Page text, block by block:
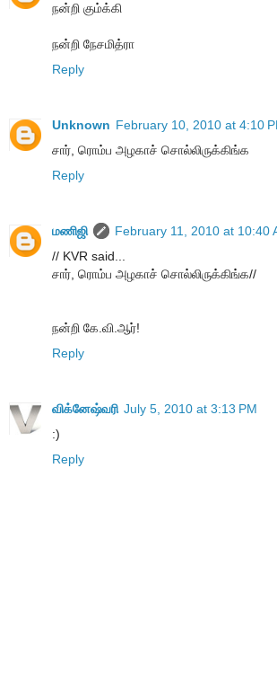
நன்றி கும்க்கி
நன்றி நேசமித்ரா
Reply
Unknown February 10, 2010 at 4:10
சார், ரொம்ப அழகாச் சொல்லிருக்கிங்க
Reply
மணிஜி
February 11, 2010 at 10:40
// KVR said...
சார், ரொம்ப அழகாச் சொல்லிருக்கிங்க//
நன்றி கே.வி.ஆர்!
Reply
விக்னேஷ்வரி July 5, 2010 at 3:13 PM
:)
Reply